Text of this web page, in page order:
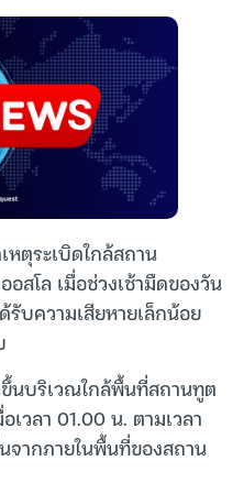
หตุระเบิดใกล้สถาน
สโล เมื่อช่วงเช้ามืดของวัน
บความเสียหายเล็กน้อย
ขึ้นบริเวณใกล้พื้นที่สถานทูต
เวลา 01.00 น. ตามเวลา
ากภายในพื้นที่ของสถาน